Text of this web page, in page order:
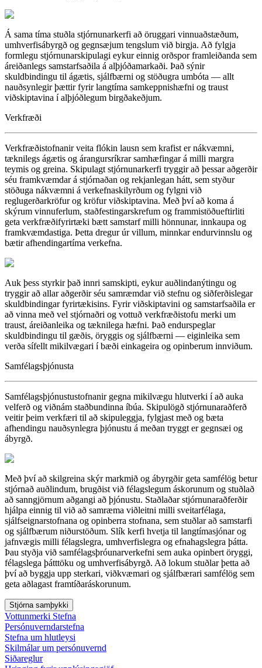
Á sama tíma stuðla stjórnunarkerfi að öruggari vinnuaðstæðum,
umhverfisábyrgð og gegnsæjum tengslum við birgja. Að fylgja
formlegu stjórnunarskipulagi eykur einnig orðspor framleiðanda sem
áreiðanlegs samstarfsaðila á alþjóðamarkaði. Það sýnir
skuldbindingu til ágætis, sjálfbærni og stöðugra umbóta — allt
nauðsynlegir þættir fyrir langtíma samkeppnishæfni og traust
viðskiptavina í alþjóðlegum birgðakeðjum.
Verkfræði
Verkfræðistofnanir veita flókin lausn sem krafist er nákvæmni,
tæknilegs ágætis og árangursríkrar samhæfingar á milli margra
teymis og greina. Skipulagt stjórnunarkerfi tryggir að þessar aðgerðir
séu framkvæmdar á stjórnaðan og rekjanlegan hátt, sem styður
stöðuga nákvæmni á verkefnaskilyrðum og fylgni við
reglugerðarkröfur og kröfur viðskiptavina. Með því að koma á
skýrum vinnuferlum, staðfestingarskrefum og frammistöðueftirliti
geta verkfræðifyrirtæki bætt samstarf milli hönnunar, innkaupa og
framkvæmdastiga. Þetta dregur úr villum, minnkar endurvinnslu og
bætir afhendingartíma verkefna.
Auk þess styrkir það innri samskipti, eykur auðlindanýtingu og
tryggir að allar aðgerðir séu samræmdar við stefnu og siðferðislegar
skuldbindingar fyrirtækisins. Fyrir viðskiptavini og samstarfsaðila er
að vinna með vel stjórnaðri og vottuð verkfræðistofu merki um
traust, áreiðanleika og tæknilega hæfni. Það endurspeglar
skuldbindingu til gæðis, öryggis og sjálfbærni — eiginleika sem
verða sífellt mikilvægari í bæði einkageira og opinberum innviðum.
Samfélagsþjónusta
Samfélagsþjónustustofnanir gegna mikilvægu hlutverki í að auka
velferð og viðnám staðbundinna íbúa. Skipulögð stjórnunaraðferð
veitir þeim verkfæri til að skipuleggja, fylgjast með og bæta
afhendingu nauðsynlegra þjónustu á meðan tryggt er gegnsæi og
ábyrgð.
Með því að skilgreina skýr markmið og ábyrgðir geta samfélög betur
stjórnað auðlindum, brugðist við félagslegum áskorunum og stuðlað
að sanngjörnum aðgangi að þjónustu. Staðlaðar stjórnunaraðferðir
hjálpa einnig til við að samræma viðleitni milli sveitarfélaga,
sjálfseignarstofnana og opinberra stofnana, sem stuðlar að samstarfi
og sjálfbærum niðurstöðum. Slík kerfi hvetja til langtímasjónar og
jafnvægis milli félagslegra, umhverfislegra og efnahagslegra þátta.
Þau styðja við samfélagsþróunarverkefni sem auka opinbert öryggi,
félagslega þátttöku og umhverfisábyrgð. Að lokum stuðlar þetta að
því að byggja upp sterkari, viðkvæmari og sjálfbærari samfélög sem
geta aðlagast framtíðaráskorunum.
Stjórna samþykki
Vottunmerki Stefna
Persónuverndarstefna
Stefna um hlutleysi
Skilmálar um persónuvernd
Siðareglur